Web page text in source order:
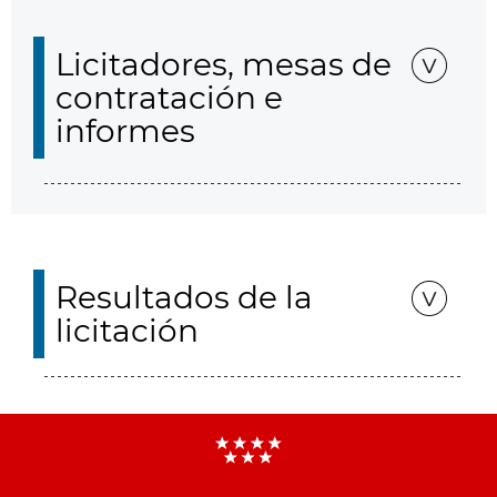
Licitadores, mesas de
contratación e
informes
Resultados de la
licitación